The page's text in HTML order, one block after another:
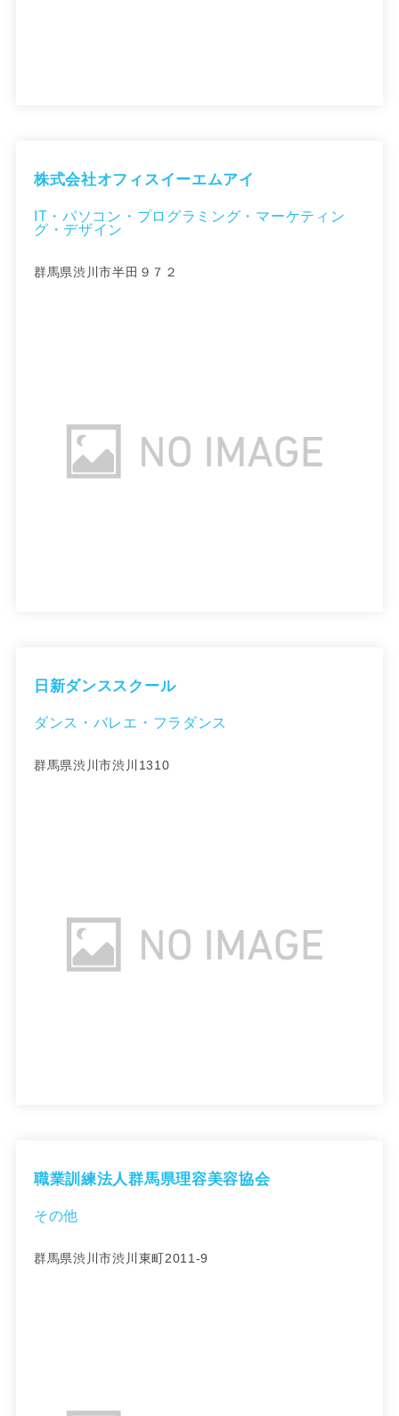
株式会社オフィスイーエムアイ
IT・パソコン・プログラミング・マーケティン
グ・デザイン
群馬県渋川市半田９７２
日新ダンススクール
ダンス・バレエ・フラダンス
群馬県渋川市渋川1310
職業訓練法人群馬県理容美容協会
その他
群馬県渋川市渋川東町2011-9